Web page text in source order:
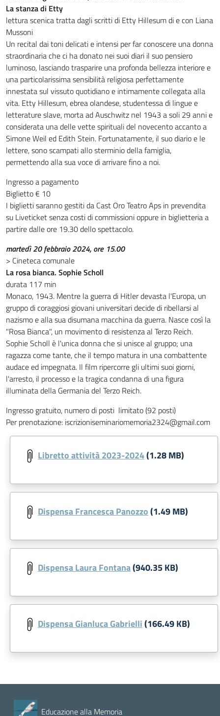
La stanza di Etty
lettura scenica tratta dagli scritti di Etty Hillesum di e con Liana
Mussoni
Un recital dai toni delicati e intensi per far conoscere una donna
straordinaria che ci ha donato nei suoi diari il suo pensiero
luminoso, lasciando trasparire una profonda bellezza interiore e
una particolarissima sensibilità religiosa perfettamente
innestata sul vissuto quotidiano e intimamente collegata alla
vita. Etty Hillesum, ebrea olandese, studentessa di lingue e
letterature slave, morta ad Auschwitz nel 1943 a soli 29 anni e
considerata una delle vette spirituali del novecento accanto a
Simone Weil ed Edith Stein. Fortunatamente, il suo diario e le
lettere, sono scampati allo sterminio della famiglia,
permettendo alla sua voce di arrivare fino a noi.
Ingresso a pagamento
Biglietto € 10
I biglietti saranno gestiti da Cast Oro Teatro Aps in prevendita
su Liveticket senza costi di commissioni oppure in biglietteria a
partire dalle ore 19.30 dello spettacolo.
martedì 20 febbraio 2024, ore 15.00
> Cineteca comunale
La rosa bianca. Sophie Scholl
durata 117 min
Monaco, 1943. Mentre la guerra di Hitler devasta l'Europa, un
gruppo di coraggiosi giovani universitari decide di ribellarsi al
nazismo e alla sua disumana macchina da guerra. Nasce così la
"Rosa Bianca", un movimento di resistenza al Terzo Reich.
Sophie Scholl è l'unica donna che si unisce al gruppo; una
ragazza come tante, che il tempo matura in una combattente
audace ed impegnata. Il film ripercorre gli ultimi suoi giorni,
l'arresto, il processo e la tragica condanna di una figura
illuminata della Germania del Terzo Reich.
Ingresso gratuito, numero di posti limitato (92 posti)
Per prenotazione: iscrizioniseminariomemoria2324@gmail.com
Libretto attività 2023-2024(1.28 MB)
Dispensa Francesca Panozzo(1.49 MB)
Dispensa Laura Fontana(940.35 KB)
Dispensa Gianluca Gabrielli(166.49 KB)
Educazione alla Memoria